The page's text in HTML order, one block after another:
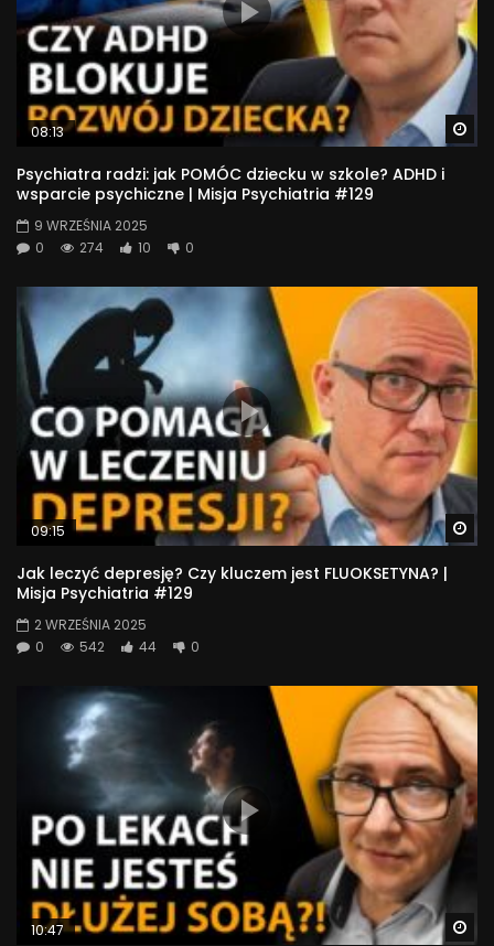
08:13
Psychiatra radzi: jak POMÓC dziecku w szkole? ADHD i
wsparcie psychiczne | Misja Psychiatria #129
9 WRZEŚNIA 2025
0
274 10 0
09:15
Jak leczyć depresję? Czy kluczem jest FLUOKSETYNA? |
Misja Psychiatria #129
2 WRZEŚNIA 2025
0
542 44 0
10:47